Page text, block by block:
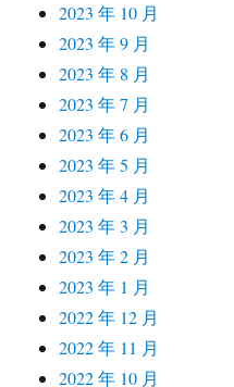
2023 年 10 月
2023 年 9 月
2023 年 8 月
2023 年 7 月
2023 年 6 月
2023 年 5 月
2023 年 4 月
2023 年 3 月
2023 年 2 月
2023 年 1 月
2022 年 12 月
2022 年 11 月
2022 年 10 月